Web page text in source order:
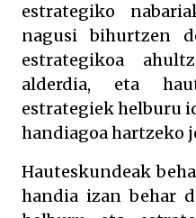
estrategiko
nagusi bihurtzen
estrategikoa
alderdia, eta
estrategiek helburu
handiagoa hartzeko
Hauteskundeak
handia izan behar